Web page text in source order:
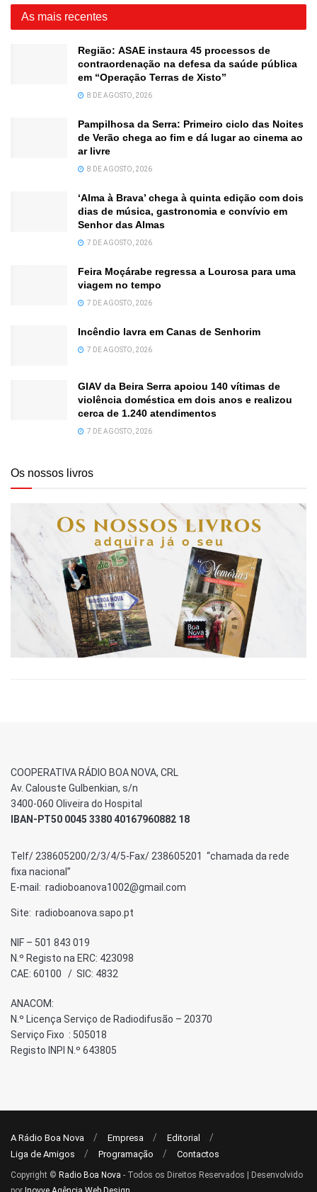
As mais recentes
Região: ASAE instaura 45 processos de
contraordenação na defesa da saúde pública
em “Operação Terras de Xisto”
8 DE AGOSTO, 2026
Pampilhosa da Serra: Primeiro ciclo das Noites
de Verão chega ao fim e dá lugar ao cinema ao
ar livre
8 DE AGOSTO, 2026
‘Alma à Brava’ chega à quinta edição com dois
dias de música, gastronomia e convívio em
Senhor das Almas
7 DE AGOSTO, 2026
Feira Moçárabe regressa a Lourosa para uma
viagem no tempo
7 DE AGOSTO, 2026
Incêndio lavra em Canas de Senhorim
7 DE AGOSTO, 2026
GIAV da Beira Serra apoiou 140 vítimas de
violência doméstica em dois anos e realizou
cerca de 1.240 atendimentos
7 DE AGOSTO, 2026
Os nossos livros
COOPERATIVA RÁDIO BOA NOVA, CRL
Av. Calouste Gulbenkian, s/n
3400-060 Oliveira do Hospital
IBAN-PT50 0045 3380 40167960882 18
Telf/ 238605200/2/3/4/5-Fax/ 238605201 “chamada da rede
fixa nacional”
E-mail: radioboanova1002@gmail.com
Site: radioboanova.sapo.pt
NIF – 501 843 019
N.º Registo na ERC: 423098
CAE: 60100 / SIC: 4832
ANACOM:
N.º Licença Serviço de Radiodifusão – 20370
Serviço Fixo : 505018
Registo INPI N.º 643805
A Rádio Boa Nova Empresa
Editorial
Liga de Amigos
Programação Contactos
Copyright © Radio Boa Nova - Todos os Direitos Reservados | Desenvolvido